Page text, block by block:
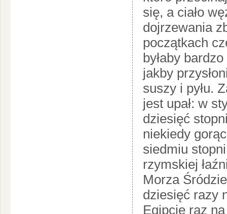
się, a ciało
dojrzewania
początkach
byłaby
jakby
suszy i pyłu.
jest upał: w
dziesięć
niekiedy
siedmiu
rzymskiej
Morza
dziesięć razy
Egipcie raz